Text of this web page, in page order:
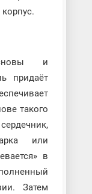
и
придаёт
такого
или
в
Затем